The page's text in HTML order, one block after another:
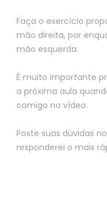
Faça o exercício
mão direita, por
mão esquerda.
É muito importante
a próxima aula
comigo no vídeo.
Poste suas dúvidas
responderei o mais